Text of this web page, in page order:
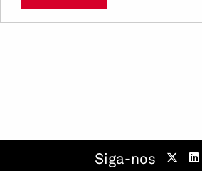
Siga-nos